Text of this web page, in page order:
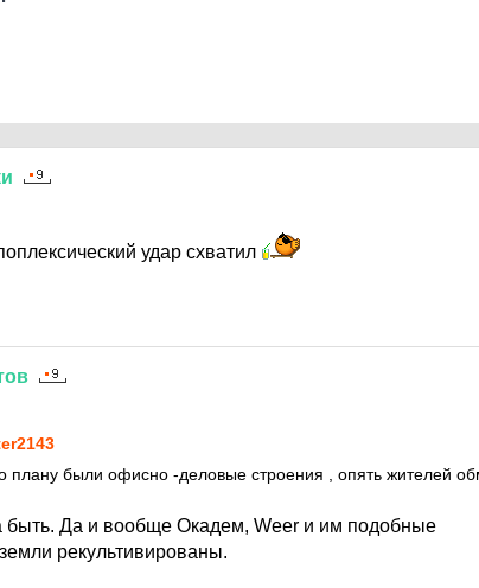
удар схватил
плану были офисно -деловые строения , опять жителей
быть. Да и вообще Окадем, Weer и им подобные
рекультивированы.